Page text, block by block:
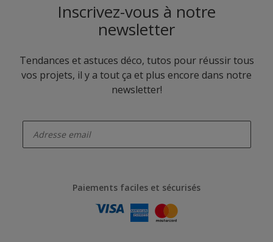
Inscrivez-vous à notre
newsletter
Tendances et astuces déco, tutos pour réussir tous
vos projets, il y a tout ça et plus encore dans notre
newsletter!
Paiements faciles et sécurisés